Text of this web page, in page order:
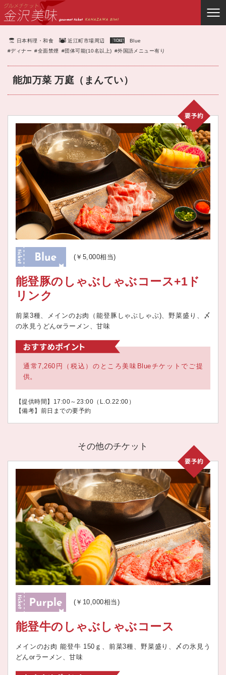
日本料理・和食 近江町市場周辺
Blue
#ディナー #全面禁煙 #団体可能(10名以上) #外国語メニュー有り
能加万菜 万庭（まんてい）
(￥5,000相当)
能登豚のしゃぶしゃぶコース+1ド
リンク
前菜3種、メインのお肉（能登豚しゃぶしゃぶ)、野菜盛り、〆
の氷見うどんorラーメン、甘味
通常7,260円（税込）のところ美味Blueチケットでご提
供。
【提供時間】17:00～23:00（L.O.22:00）
【備考】前日までの要予約
その他のチケット
(￥10,000相当)
能登牛のしゃぶしゃぶコース
メインのお肉 能登牛 150ｇ、前菜3種、野菜盛り、〆の氷見う
どんorラーメン、甘味